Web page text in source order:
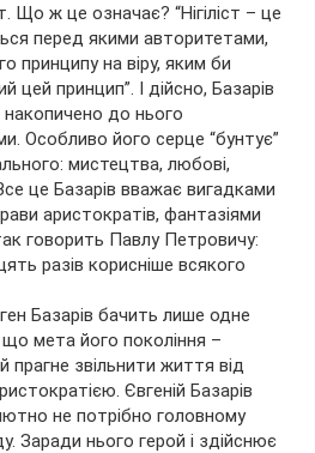
Що ж це означає? “Нігіліст – це
перед якими авторитетами,
принципу на віру, яким би
цей принцип”. І дійсно, Базарів
до нього
Особливо його серце “бунтує”
мистецтва, любові,
це Базарів вважає вигадками
аристократів, фантазіями
говорить Павлу Петровичу:
разів корисніше всякого
Базарів бачить лише одне
що мета його покоління –
прагне звільнити життя від
Євгеній Базарів
не потрібно головному
Заради нього герой і здійснює